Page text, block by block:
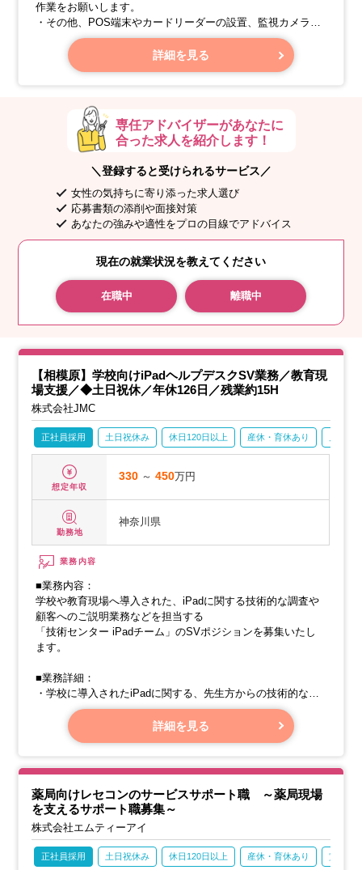
作業をお願いします。
・その他、POS端末やカードリーダーの設置、監視カメラの
取り付け、LAN配線敷設などの業務もあります。
【勤務地】
詳細を見る
専任アドバイザーがあなたに
合った求人を紹介します！
＼登録すると受けられるサービス／
女性の気持ちに寄り添った求人選び
応募書類の添削や面接対策
あなたの強みや適性をプロの目線でアドバイス
現在の就業状況を教えてください
在職中 離職中
【相模原】学校向けiPadヘルプデスクSV業務／教育現
場支援／◆土日祝休／年休126日／残業約15H
株式会社JMC
正社員採用 土日祝休み 休日120日以上 産休・育休あり
想定年収
330 ～450万円
勤務地
神奈川県
業務内容
■業務内容：
学校や教育現場へ導入された、iPadに関する技術的な調査や
顧客へのご説明業務などを担当する
「技術センター iPadチーム」のSVポジションを募集いたし
ます。
■業務詳細：
・学校に導入されたiPadに関する、先生方からの技術的な問
い合わせ
（操作、設定、トラブルシューティングなど）に対する最終
的な技術サポートおよび対応。
用管理。安定稼働のための設定変更を行います。
詳細を見る
薬局向けレセコンのサービスサポート職 ～薬局現場
を支えるサポート職募集～
株式会社エムティーアイ
正社員採用 土日祝休み 休日120日以上 産休・育休あり 賞与あ